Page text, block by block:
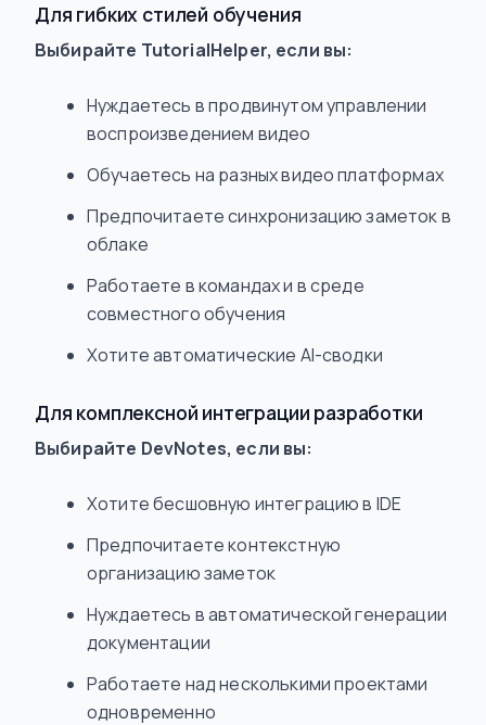
Для гибких стилей обучения
Выбирайте TutorialHelper, если вы:
Нуждаетесь в продвинутом управлении
воспроизведением видео
Обучаетесь на разных видео платформах
Предпочитаете синхронизацию заметок в
облаке
Работаете в командах и в среде
совместного обучения
Хотите автоматические AI-сводки
Для комплексной интеграции разработки
Выбирайте DevNotes, если вы:
Хотите бесшовную интеграцию в IDE
Предпочитаете контекстную
организацию заметок
Нуждаетесь в автоматической генерации
документации
Работаете над несколькими проектами
одновременно